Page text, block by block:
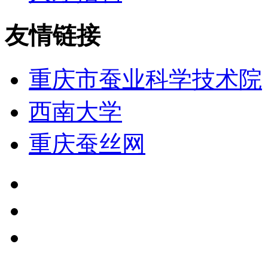
友情链接
重庆市蚕业科学技术院
西南大学
重庆蚕丝网